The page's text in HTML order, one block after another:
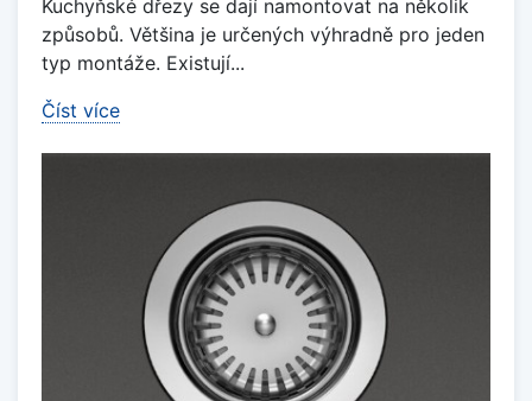
Kuchyňské dřezy se dají namontovat na několik
způsobů. Většina je určených výhradně pro jeden
typ montáže. Existují...
Číst více